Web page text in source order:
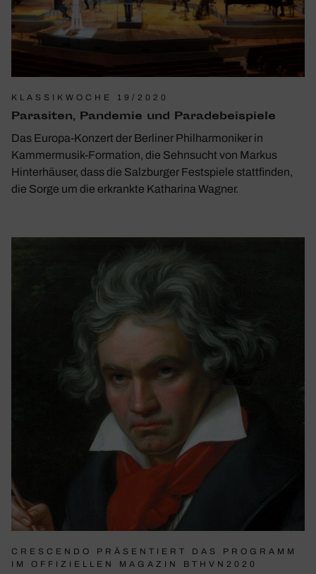
KLASSIKWOCHE 19/2020
Para­siten, Pandemie und Para­de­bei­spiele
Das Europa-Konzert der Berliner Philharmoniker in
Kammermusik-Formation, die Sehnsucht von Markus
Hinterhäuser, dass die Salzburger Festspiele stattfinden,
die Sorge um die erkrankte Katharina Wagner.
CRESCENDO PRÄSENTIERT DAS PROGRAMM
IM OFFIZIELLEN MAGAZIN BTHVN2020